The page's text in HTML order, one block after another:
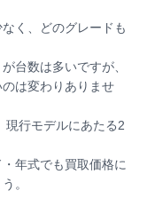
く、どのグレードも
台数は多いですが、
は変わりありませ
現行モデルにあたる2
年式でも買取価格に
。